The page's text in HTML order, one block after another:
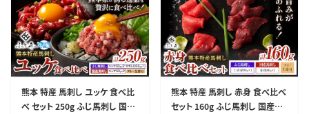
r7_21000_12p---
熊本 特産 馬刺し ユッケ 食べ比
べ セット 250g ふじ馬刺し 国産
熊本 特産 馬刺し 赤身 食べ比べ
セット 160g ふじ馬刺し 国産馬